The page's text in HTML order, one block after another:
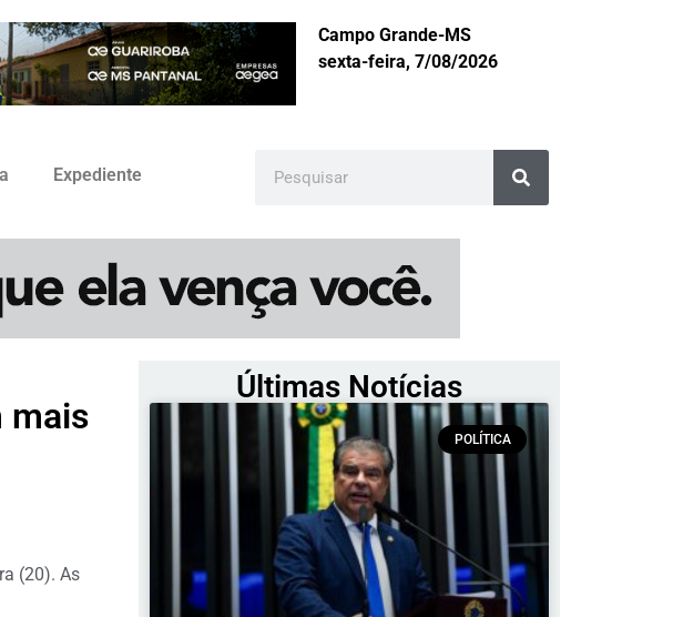
Campo Grande-MS
sexta-feira, 7/08/2026
Expediente
mais
(20). As
Últimas Notícias
POLÍTICA